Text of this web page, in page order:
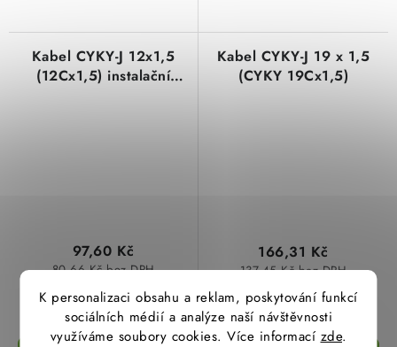
K personalizaci obsahu a reklam, poskytování funkcí
sociálních médií a analýze naší návštěvnosti
využíváme soubory cookies. Více informací zde.
Kabel CYKY-J 12x1,5
(12Cx1,5) instalační
Skladem(>100 m)
80,66 Kč bez DPH
97,60 Kč
Kabel CYKY-J 19 x 1,5
(CYKY 19Cx1,5)
Skladem (>100 m)
137,45 Kč bez DPH
166,31 Kč